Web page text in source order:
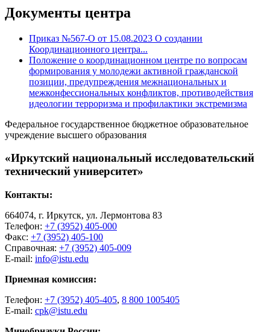
Документы центра
Приказ №567-О от 15.08.2023 О создании
Координационного центра...
Положение о координационном центре по вопросам
формирования у молодежи активной гражданской
позиции, предупреждения межнациональных и
межконфессиональных конфликтов, противодействия
идеологии терроризма и профилактики экстремизма
Федеральное государственное бюджетное образовательное
учреждение высшего образования
«Иркутский национальный исследовательский
технический университет»
Контакты:
664074, г. Иркутск, ул. Лермонтова 83
Телефон: +7 (3952) 405-000
Факс: +7 (3952) 405-100
Справочная: +7 (3952) 405-009
E-mail: info@istu.edu
Приемная комиссия:
Телефон: +7 (3952) 405-405, 8 800 1005405
E-mail: cpk@istu.edu